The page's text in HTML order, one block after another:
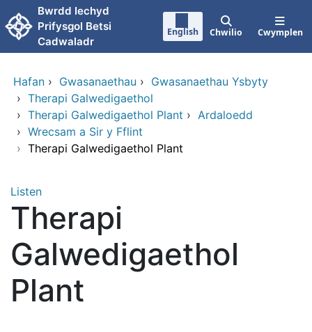
Neidio i'r prif gynnwy
Bwrdd Iechyd
Prifysgol Betsi
Cadwaladr
English Chwilio Cwymplen
Hafan › Gwasanaethau › Gwasanaethau Ysbyty
› Therapi Galwedigaethol
› Therapi Galwedigaethol Plant › Ardaloedd
› Wrecsam a Sir y Fflint
› Therapi Galwedigaethol Plant
Listen
Therapi
Galwedigaethol
Plant